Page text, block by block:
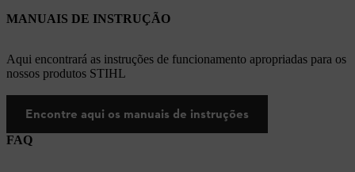
MANUAIS DE INSTRUÇÃO
Aqui encontrará as instruções de funcionamento apropriadas para os
nossos produtos STIHL
Encontre aqui os manuais de instruções
FAQ